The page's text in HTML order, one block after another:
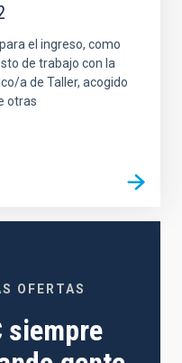
el ingreso, como
de trabajo con la
a de Taller, acogido
otras
OFERTAS
siempre